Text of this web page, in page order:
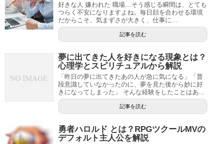
好きな人 嫌われた 職場…そう感じる瞬間は、とても
つらく不安になりますよね。毎日顔を合わせる環境
だからこそ、気まずさが大きく、仕事に...
記事を読む
夢に出てきた人を好きになる現象とは？
心理学とスピリチュアルから解説
「昨日の夢に出てきたあの人が急に気になる」「普
段意識していなかったのに、夢を見た後から妙に好
きになってしまった」 そんな経験をしたことはあ...
記事を読む
勇者ハロルド とは？RPGツクールMVの
デフォルト主人公を解説